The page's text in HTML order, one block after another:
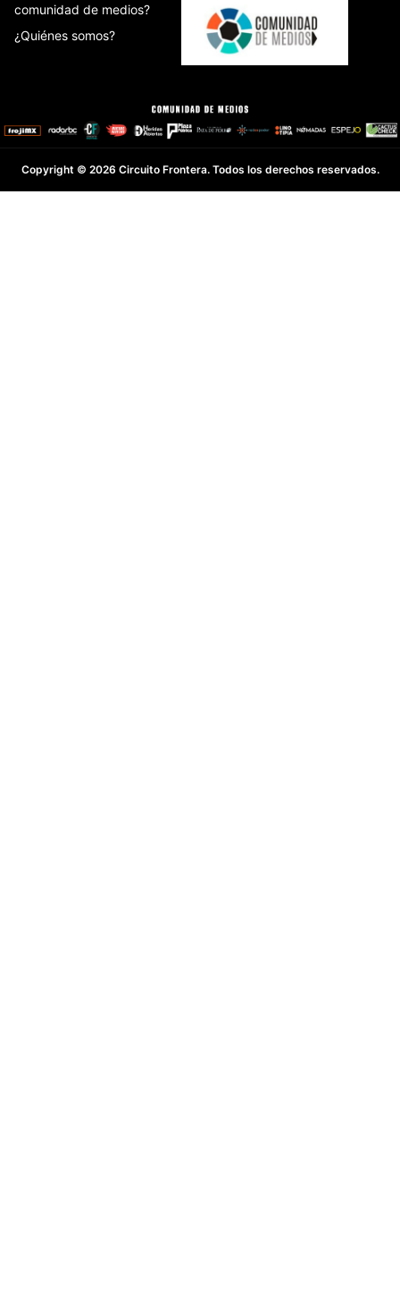
comunidad de medios?
¿Quiénes somos?
Copyright © 2026 Circuito Frontera. Todos los derechos reservados.